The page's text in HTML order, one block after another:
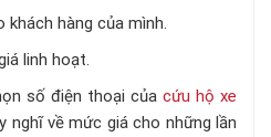
hàng của mình.
linh hoạt.
số điện thoại của cứu hộ xe
nghĩ về mức giá cho những lần